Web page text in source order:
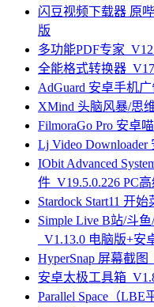
闪豆视频下载器 原
版
多功能PDF专家
全能格式转换器
AdGuard 安卓手机
XMind 头脑风暴/思
FilmoraGo Pro 安卓
Lj Video
IObit Advanced
件_V19.5.0.226 PC
Stardock Start11 开
Simple Live B站/斗
_V1.13.0 电脑版+
HyperSnap 屏幕截图
安卓太极工具箱
Parallel Space（